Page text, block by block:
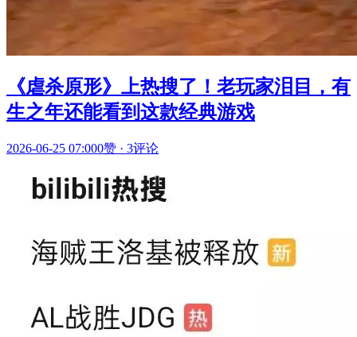
《虐杀原形》上热搜了！老玩家泪目，有
生之年还能看到这款经典游戏
2026-06-25 07:000赞 · 3评论